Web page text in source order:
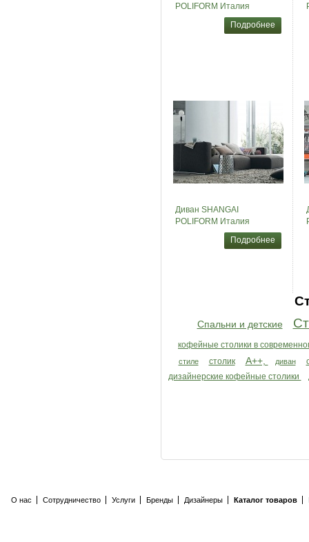
POLIFORM Италия
Подробнее
Диван SHANGAI
POLIFORM Италия
Подробнее
Спальни и детские
кофейные столики в
стиле столик A++, диван
дизайнерские кофейные столики
О нас Сотрудничество Услуги Бренды Дизайнеры Каталог товаров